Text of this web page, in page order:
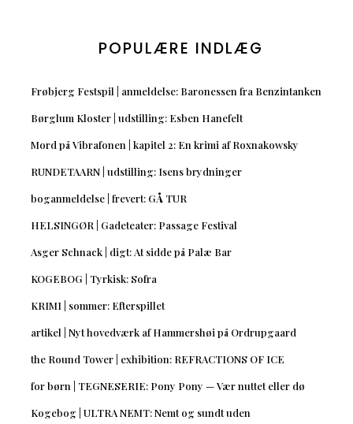
POPULÆRE INDLÆG
Frøbjerg Festspil | anmeldelse: Baronessen fra Benzintanken
Børglum Kloster | udstilling: Esben Hanefelt
Mord på Vibrafonen | kapitel 2: En krimi af Roxnakowsky
RUNDETAARN | udstilling: Isens brydninger
boganmeldelse | frevert: GÅ TUR
HELSINGØR | Gadeteater: Passage Festival
Asger Schnack | digt: At sidde på Palæ Bar
KOGEBOG | Tyrkisk: Sofra
KRIMI | sommer: Efterspillet
artikel | Nyt hovedværk af Hammershøi på Ordrupgaard
the Round Tower | exhibition: REFRACTIONS OF ICE
for børn | TEGNESERIE: Pony Pony — Vær nuttet eller dø
Kogebog | ULTRA NEMT: Nemt og sundt uden